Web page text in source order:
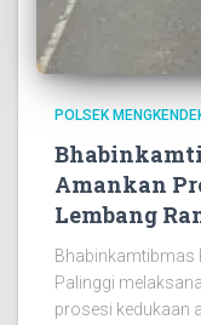
POLSEK
Amankan
Lembang
Bhabinkamtibmas
Palinggi
prosesi kedukaan